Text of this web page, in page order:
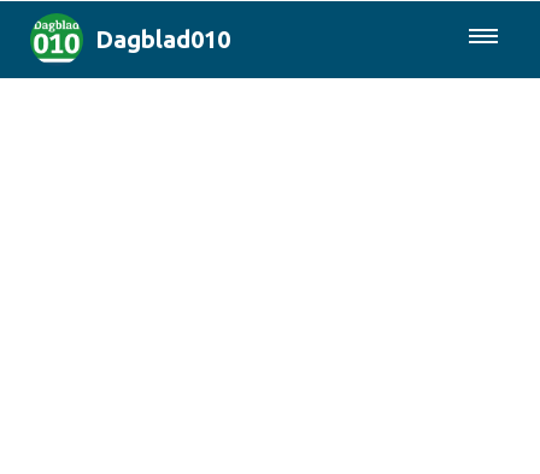
Dagblad010